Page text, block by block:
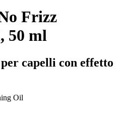
Frizz
50 ml
capelli con effetto
Oil